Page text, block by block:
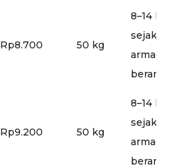
Rp8.700 50 kg
8–14 hari
sejak
armada
Rp9.200 50 kg
8–14 hari
sejak
armada